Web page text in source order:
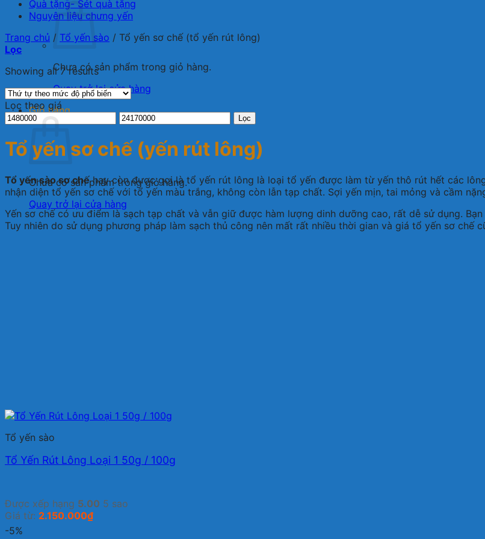
Chưa có sản phẩm trong giỏ hàng.
Quay trở lại cửa hàng
Giỏ hàng
Chưa có sản phẩm trong giỏ hàng.
Quay trở lại cửa hàng
Quà tặng- Sét quà tặng
Nguyên liệu chưng yến
Trang chủ / Tổ yến sào / Tổ yến sơ chế (tổ yến rút lông)
Lọc
Showing all 7 results
Lọc theo giá
Giá
nhất
Giá
nhất
Lọc
Tổ yến sơ chế (yến rút lông)
Tổ yến sào sơ chếhay còn được gọi là tổ yến rút lông là loại tổ yến được làm từ yến thô rút hết các
nhận diện tổ yến sơ chế với tổ yến màu trắng, không còn lẫn tạp chất. Sợi yến mịn, tai mỏng và cầm
Yến sơ chế có ưu điểm là sạch tạp chất và vẫn giữ được hàm lượng dinh dưỡng cao, rất dễ sử dụng.
Tuy nhiên do sử dụng phương pháp làm sạch thủ công nên mất rất nhiều thời gian và giá tổ yến sơ chế
Tổ yến sào
Tổ Yến Rút Lông Loại 1 50g / 100g
Được xếp hạng 5.00 5 sao
Giá từ: 2.150.000₫
-5%